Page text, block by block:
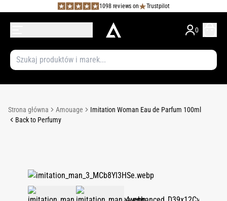
1098 reviews on Trustpilot
0
Strona główna Amouage
Imitation Woman Eau de Parfum 100ml
Back to Perfumy